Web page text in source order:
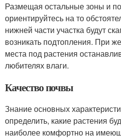
Размещая остальные зоны и
ориентируйтесь на то
нижней части участка будут
возникать подтопления. При
места под растения
любителях влаги.
Качество почвы
Знание основных
определить, какие растения
наиболее комфортно на